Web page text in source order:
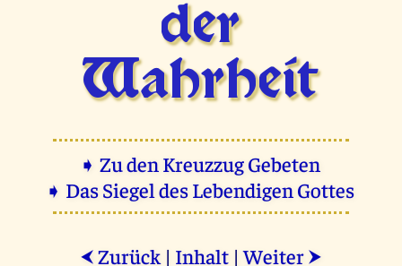
der
Wahrheit
➧ Zu den Kreuzzug Gebeten
➧ Das Siegel des Lebendigen Gottes
⮜ Zurück | Inhalt |Weiter ⮞